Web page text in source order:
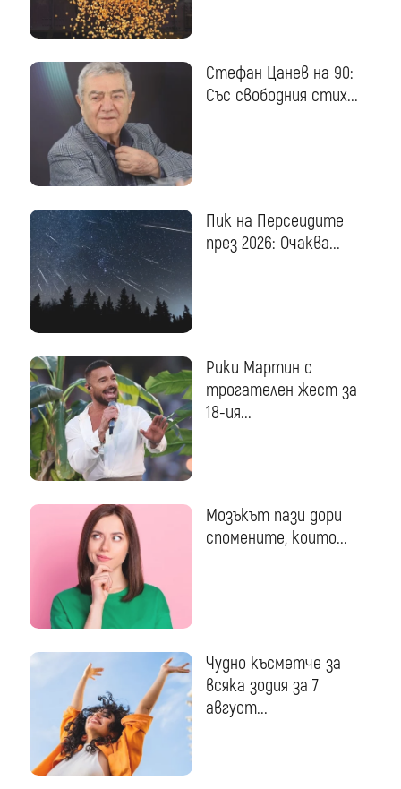
Стефан Цанев на 90:
Със свободния стих...
Пик на Персеидите
през 2026: Очаква...
Рики Мартин с
трогателен жест за
18-ия...
Мозъкът пази дори
спомените, които...
Чудно късметче за
всяка зодия за 7
август...